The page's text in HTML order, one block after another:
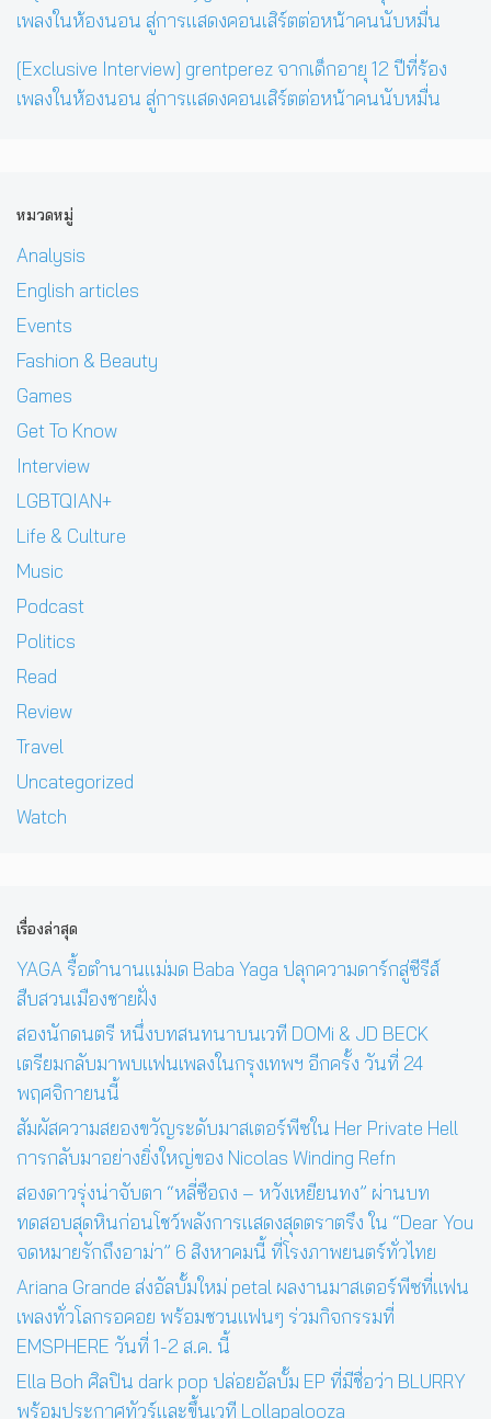
[Exclusive Interview] grentperez จากเด็กอายุ 12 ปีที่ร้อง
เพลงในห้องนอน สู่การแสดงคอนเสิร์ตต่อหน้าคนนับหมื่น
หมวดหมู่
Analysis
English articles
Events
Fashion & Beauty
Games
Get To Know
Interview
LGBTQIAN+
Life & Culture
Music
Podcast
Politics
Read
Review
Travel
Uncategorized
Watch
เรื่องล่าสุด
YAGA รื้อตำนานแม่มด Baba Yaga ปลุกความดาร์กสู่ซีรีส์
สืบสวนเมืองชายฝั่ง
สองนักดนตรี หนึ่งบทสนทนาบนเวที DOMi & JD BECK
เตรียมกลับมาพบแฟนเพลงในกรุงเทพฯ อีกครั้ง วันที่ 24
พฤศจิกายนนี้
สัมผัสความสยองขวัญระดับมาสเตอร์พีซใน Her Private Hell
การกลับมาอย่างยิ่งใหญ่ของ Nicolas Winding Refn
สองดาวรุ่งน่าจับตา “หลี่ซือถง – หวังเหยียนทง” ผ่านบท
ทดสอบสุดหินก่อนโชว์พลังการแสดงสุดตราตรึง ใน “Dear You
จดหมายรักถึงอาม่า” 6 สิงหาคมนี้ ที่โรงภาพยนตร์ทั่วไทย
Ariana Grande ส่งอัลบั้มใหม่ petal ผลงานมาสเตอร์พีซที่แฟน
เพลงทั่วโลกรอคอย พร้อมชวนแฟนๆ ร่วมกิจกรรมที่
EMSPHERE วันที่ 1-2 ส.ค. นี้
Ella Boh ศิลปิน dark pop ปล่อยอัลบั้ม EP ที่มีชื่อว่า BLURRY
พร้อมประกาศทัวร์และขึ้นเวที Lollapalooza